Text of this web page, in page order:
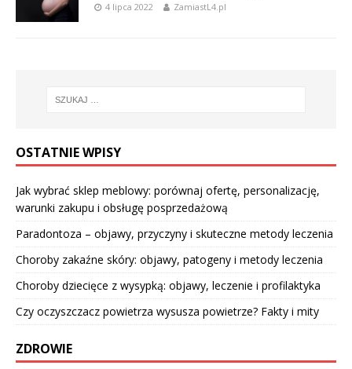
4 lipca 2022 ZamiastL4.pl
OSTATNIE WPISY
Jak wybrać sklep meblowy: porównaj ofertę, personalizację,
warunki zakupu i obsługę posprzedażową
Paradontoza – objawy, przyczyny i skuteczne metody leczenia
Choroby zakaźne skóry: objawy, patogeny i metody leczenia
Choroby dziecięce z wysypką: objawy, leczenie i profilaktyka
Czy oczyszczacz powietrza wysusza powietrze? Fakty i mity
ZDROWIE